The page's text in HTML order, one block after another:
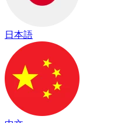
日本語